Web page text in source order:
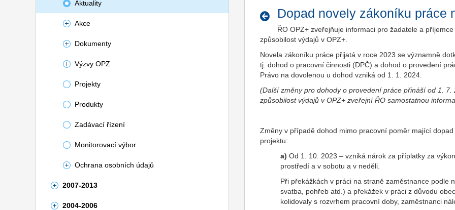
Aktuality
Akce
Dokumenty
Výzvy OPZ
Projekty
Produkty
Zadávací řízení
Monitorovací výbor
Ochrana osobních údajů
2007-2013
2004-2006
Dopad novely zákoníku práce
ŘO OPZ+ zveřejňuje informaci pro žadatele a
způsobilost výdajů v OPZ+.
Novela zákoníku práce přijatá v roce 2023 se významně
tj. dohod o pracovní činnosti (DPČ) a dohod o provedení
Právo na dovolenou u dohod vzniká od 1. 1. 2024.
(Další změny pro dohody o provedení práce přináší od 1.
způsobilost výdajů v OPZ+ zveřejní ŘO samostatnou
Změny v případě dohod mimo pracovní poměr mající
projektu:
a) Od 1. 10. 2023 – vzniká nárok za příplatky za
prostředí a v sobotu a v neděli.
Při překážkách v práci na straně zaměstnance
svatba, pohřeb atd.) a překážek v práci z důvodu
kolidovaly s rozvrhem pracovní doby, zaměstnanci